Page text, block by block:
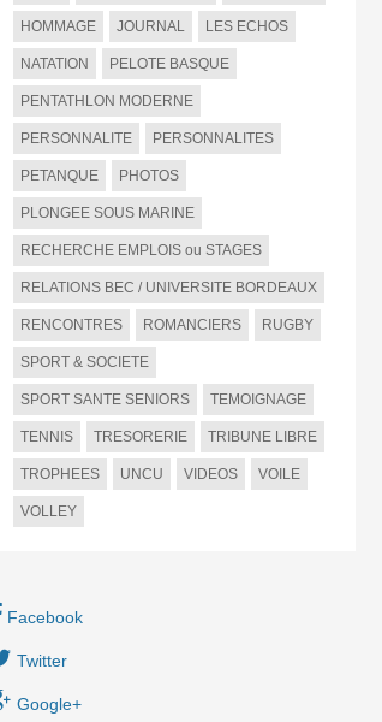
HOMMAGE JOURNAL LES ECHOS
NATATION PELOTE BASQUE
PENTATHLON MODERNE
PERSONNALITE PERSONNALITES
PETANQUE PHOTOS
PLONGEE SOUS MARINE
RECHERCHE EMPLOIS ou STAGES
RELATIONS BEC / UNIVERSITE BORDEAUX
RENCONTRES ROMANCIERS RUGBY
SPORT & SOCIETE
SPORT SANTE SENIORS TEMOIGNAGE
TENNIS TRESORERIE TRIBUNE LIBRE
TROPHEES UNCU VIDEOS VOILE
VOLLEY
Facebook
Twitter
Google+